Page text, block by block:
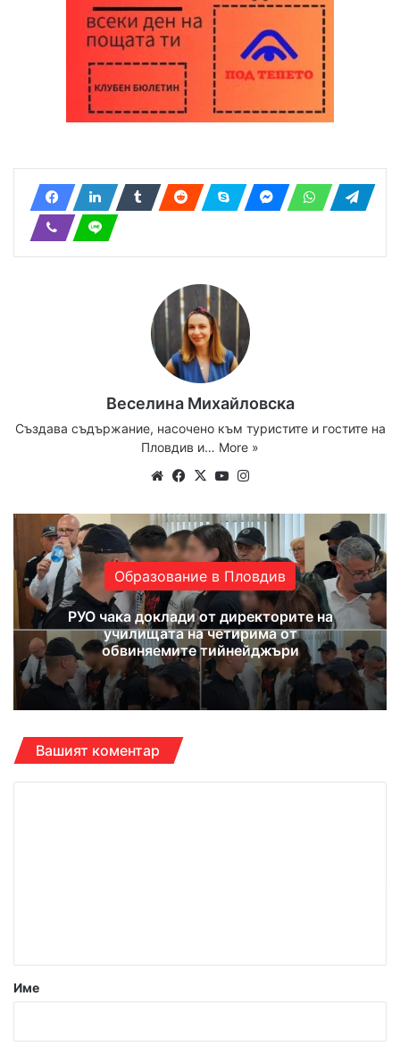
Веселина Михайловска
Създава съдържание, насочено към туристите и гостите на
Пловдив и… More »
WebsiteFacebook
X YouTube
Образование в Пловдив
РУО чака доклади от директорите на
училищата на четирима от
обвиняемите тийнейджъри
Вашият коментар
р
Име